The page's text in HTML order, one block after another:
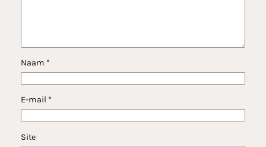
Naam *
E-mail *
Site